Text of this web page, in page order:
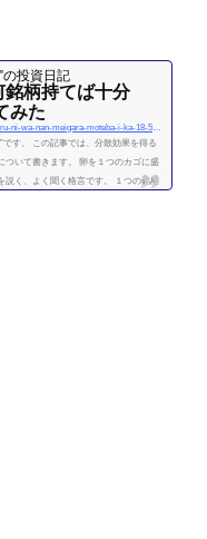
投資日記
柄持てば十分
みた
https://kouhaitou-ikeyan.com/bunsan-koka-o-eru-ni-wa-nan-meigara-moteba-i-ka-18-5000-how-many-stocks-should-i-have-for-the-diversification-effect
す。 この記事では、分散効果を得る
ついて書きます。 卵を１つのカゴに盛
く、よく聞く格言です。 １つの銘柄